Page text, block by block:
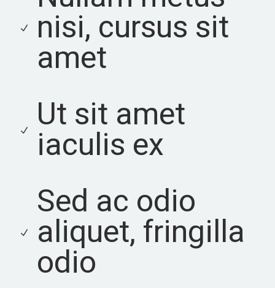
nisi, cursus sit
amet
Ut sit amet
iaculis ex
Sed ac odio
aliquet, fringilla
odio